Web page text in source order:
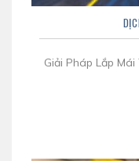
Giải Pháp Lắp